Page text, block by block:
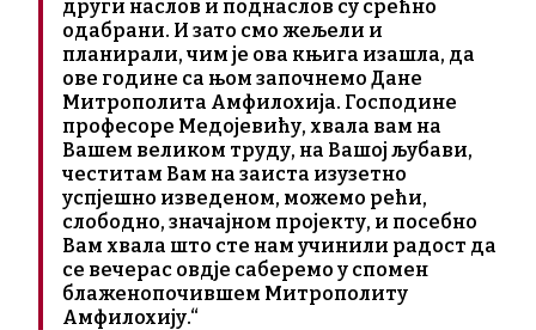
други наслов и поднаслов су срећно
одабрани. И зато смо жељели и
планирали, чим је ова књига изашла, да
ове године са њом започнемо Дане
Митрополита Амфилохија. Господине
професоре Медојевићу, хвала вам на
Вашем великом труду, на Вашој љубави,
честитам Вам на заиста изузетно
успјешно изведеном, можемо рећи,
слободно, значајном пројекту, и посебно
Вам хвала што сте нам учинили радост да
се вечерас овдје саберемо у спомен
блаженопочившем Митрополиту
Амфилохију.“